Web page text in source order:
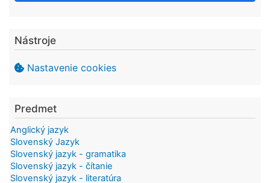
Nástroje
Nastavenie cookies
Predmet
Anglický jazyk
Slovenský Jazyk
Slovenský jazyk - gramatika
Slovenský jazyk - čítanie
Slovenský jazyk - literatúra